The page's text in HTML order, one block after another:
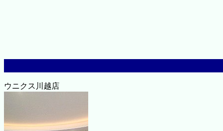
ウニクス川越店